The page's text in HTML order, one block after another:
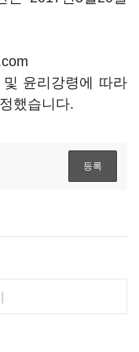
윤리강령에 따라
했습니다.